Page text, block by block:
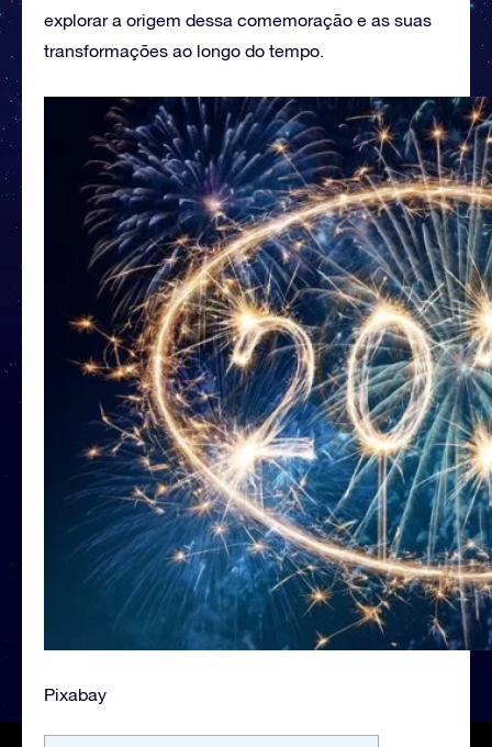
explorar a origem dessa comemoração e as suas
transformações ao longo do tempo.
Pixabay